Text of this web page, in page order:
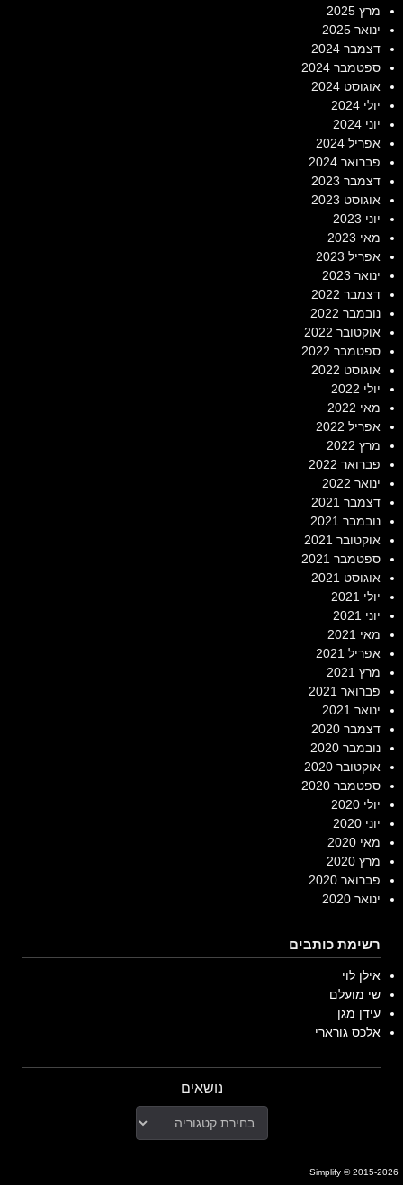
מרץ 2025
ינואר 2025
דצמבר 2024
ספטמבר 2024
אוגוסט 2024
יולי 2024
יוני 2024
אפריל 2024
פברואר 2024
דצמבר 2023
אוגוסט 2023
יוני 2023
מאי 2023
אפריל 2023
ינואר 2023
דצמבר 2022
נובמבר 2022
אוקטובר 2022
ספטמבר 2022
אוגוסט 2022
יולי 2022
מאי 2022
אפריל 2022
מרץ 2022
פברואר 2022
ינואר 2022
דצמבר 2021
נובמבר 2021
אוקטובר 2021
ספטמבר 2021
אוגוסט 2021
יולי 2021
יוני 2021
מאי 2021
אפריל 2021
מרץ 2021
פברואר 2021
ינואר 2021
דצמבר 2020
נובמבר 2020
אוקטובר 2020
ספטמבר 2020
יולי 2020
יוני 2020
מאי 2020
מרץ 2020
פברואר 2020
ינואר 2020
רשימת כותבים
אילן לוי
שי מועלם
עידן מגן
אלכס גורארי
נושאים
Simplify © 2015-2026